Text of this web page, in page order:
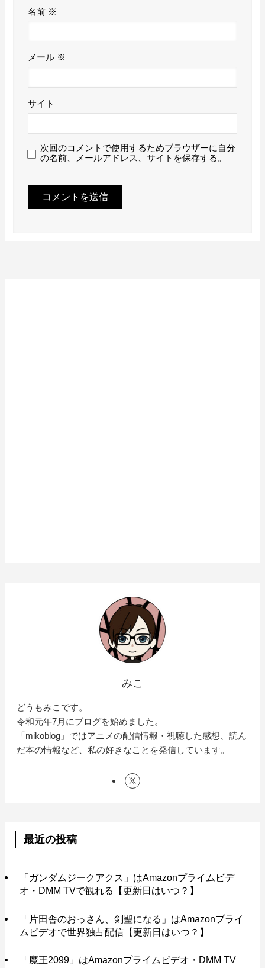
名前 ※
メール ※
サイト
次回のコメントで使用するためブラウザーに自分
の名前、メールアドレス、サイトを保存する。
みこ
どうもみこです。
令和元年7月にブログを始めました。
「mikoblog」ではアニメの配信情報・視聴した感想、読ん
だ本の情報など、私の好きなことを発信しています。
最近の投稿
「ガンダムジークアクス」はAmazonプライムビデ
オ・DMM TVで観れる【更新日はいつ？】
「片田舎のおっさん、剣聖になる」はAmazonプライ
ムビデオで世界独占配信【更新日はいつ？】
「魔王2099」はAmazonプライムビデオ・DMM TV